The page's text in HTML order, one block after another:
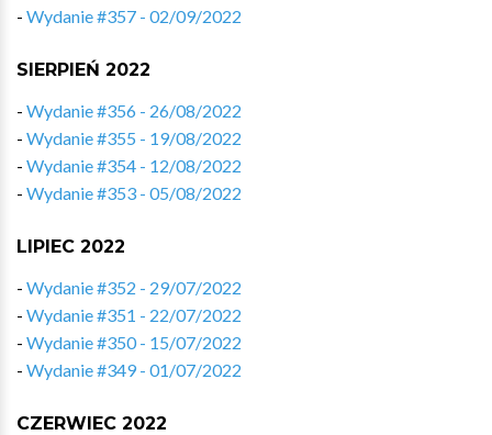
- Wydanie #357 - 02/09/2022
SIERPIEŃ 2022
- Wydanie #356 - 26/08/2022
- Wydanie #355 - 19/08/2022
- Wydanie #354 - 12/08/2022
- Wydanie #353 - 05/08/2022
LIPIEC 2022
- Wydanie #352 - 29/07/2022
- Wydanie #351 - 22/07/2022
- Wydanie #350 - 15/07/2022
- Wydanie #349 - 01/07/2022
CZERWIEC 2022